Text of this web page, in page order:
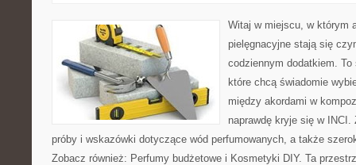
Witaj w miejscu, w którym
pielęgnacyjne stają się
codziennym dodatkiem.
które chcą świadomie
między akordami w
naprawdę kryje się w
próby i wskazówki dotyczące wód perfumowanych, a także
Zobacz również: Perfumy budżetowe i Kosmetyki DIY. Ta